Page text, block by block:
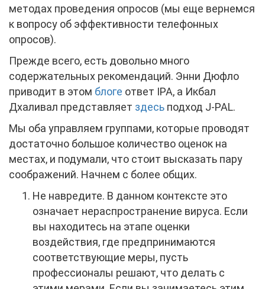
методах проведения опросов (мы еще вернемся
к вопросу об эффективности телефонных
опросов).
Прежде всего, есть довольно много
содержательных рекомендаций. Энни Дюфло
приводит в этом блоге ответ IPA, а Икбал
Дхаливал представляет здесь подход J-PAL.
Мы оба управляем группами, которые проводят
достаточно большое количество оценок на
местах, и подумали, что стоит высказать пару
соображений. Начнем с более общих.
Не навредите. В данном контексте это
означает нераспространение вируса. Если
вы находитесь на этапе оценки
воздействия, где предпринимаются
соответствующие меры, пусть
профессионалы решают, что делать с